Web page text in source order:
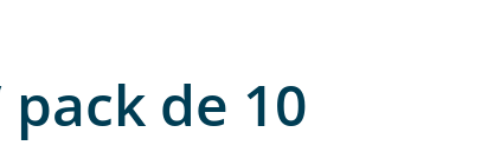
pack de 10